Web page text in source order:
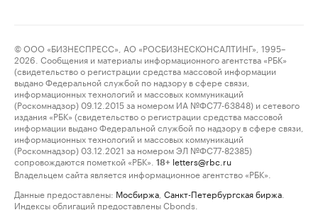
© ООО «БИЗНЕСПРЕСС», АО «РОСБИЗНЕСКОНСАЛТИНГ», 1995–
2026. Сообщения и материалы информационного агентства «РБК»
(свидетельство о регистрации средства массовой информации
выдано Федеральной службой по надзору в сфере связи,
информационных технологий и массовых коммуникаций
(Роскомнадзор) 09.12.2015 за номером ИА №ФС77-63848) и сетевого
издания «РБК» (свидетельство о регистрации средства массовой
информации выдано Федеральной службой по надзору в сфере связи,
информационных технологий и массовых коммуникаций
(Роскомнадзор) 03.12.2021 за номером ЭЛ №ФС77-82385)
сопровождаются пометкой «РБК».
18+ letters@rbc.ru
Владельцем сайта является информационное агентство «РБК».
Данные предоставлены: Мосбиржа Санкт-Петербургская биржа
Индексы облигаций предоставлены Cbonds.